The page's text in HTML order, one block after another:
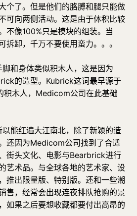
个了。但是他们的胳膊和腿只能做
可向两侧活动。这是由于体积比较
不像100%只是模块的组装。当
拆卸，千万不要使用蛮力。。。
和身体类似积木人，这是因为
的造型。Kubrick这词最早源于
积木人，Medicom公司在此基础
能红遍大江南北，除了新颖的造
还因为Medicom公司找到了合适
街头文化、电影与Bearbrick进行
艺术品。与全球各地的艺术家、设
推出限量版、特别版。还和一些潮
售，经常会出现连夜排队抢购的景
如果之后要想收藏都要付出高昂的